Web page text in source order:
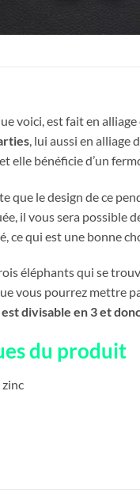
voici, est fait en
, lui aussi en alliage
elle bénéficie d’un
que le design de ce
il vous sera possible
ce qui est une bonne
éléphants qui se
vous pourrez mettre
divisable en 3 et
du produit
zinc